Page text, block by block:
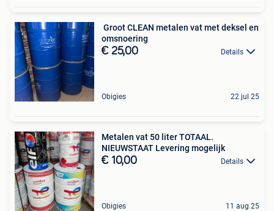
️ Groot CLEAN metalen vat met deksel en
omsnoering
€ 25,00 Details
Obigies 22 jul 25
Metalen vat 50 liter TOTAAL.
NIEUWSTAAT Levering mogelijk
€ 10,00 Details
Obigies 11 aug 25